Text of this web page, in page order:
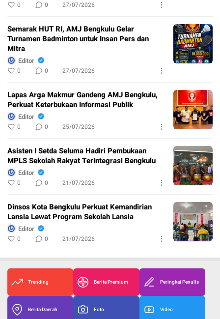
0 0 27/07/2026
Semarak HUT RI, AMJ Bengkulu Gelar
Turnamen Badminton untuk Insan Pers dan
Mitra
Editor
0 0 27/07/2026
Lapas Arga Makmur Gandeng AMJ Bengkulu,
Perkuat Keterbukaan Informasi Publik
Editor
0 0 25/07/2026
Asisten I Setda Seluma Hadiri Pembukaan
MPLS Sekolah Rakyat Terintegrasi Bengkulu
Editor
0 0 21/07/2026
Dinsos Kota Bengkulu Perkuat Kemandirian
Lansia Lewat Program Sekolah Lansia
Editor
0 0 21/07/2026
Trending Berita Premium Peringkat Penulis
Berita Daerah Foto Video